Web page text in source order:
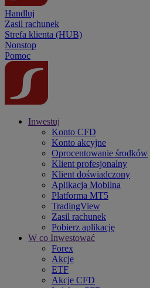
Handluj
Zasil rachunek
Strefa klienta (HUB)
Nonstop
Pomoc
Inwestuj
Konto CFD
Konto akcyjne
Oprocentowanie środków
Klient profesjonalny
Klient doświadczony
Aplikacja Mobilna
Platforma MT5
TradingView
Zasil rachunek
Pobierz aplikację
W co Inwestować
Forex
Akcje
ETF
Akcje CFD